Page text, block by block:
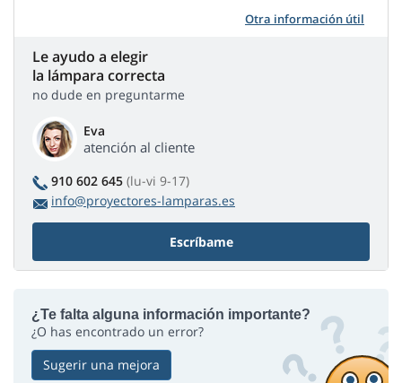
Otra información útil
Le ayudo a elegir
la lámpara correcta
no dude en preguntarme
Eva
atención al cliente
910 602 645 (lu-vi 9-17)
info@proyectores-lamparas.es
Escríbame
¿Te falta alguna información importante?
¿O has encontrado un error?
Sugerir una mejora